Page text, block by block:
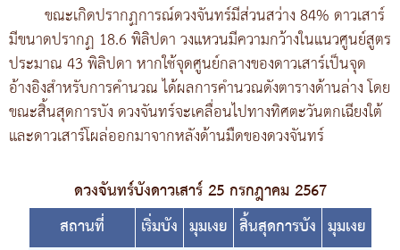
ขณะเกิดปรากฏการณ์ดวงจันทร์มีส่วนสว่าง 84% ดาวเสาร์
มีขนาดปรากฏ 18.6 พิลิปดา วงแหวนมีความกว้างในแนวศูนย์สูตร
ประมาณ 43 พิลิปดา หากใช้จุดศูนย์กลางของดาวเสาร์เป็นจุด
อ้างอิงสำหรับการคำนวณ ได้ผลการคำนวณดังตารางด้านล่าง โดย
ขณะสิ้นสุดการบัง ดวงจันทร์จะเคลื่อนไปทางทิศตะวันตกเฉียงใต้
และดาวเสาร์โผล่ออกมาจากหลังด้านมืดของดวงจันทร์
ดวงจันทร์บังดาวเสาร์ 25 กรกฎาคม 2567
สถานที่
เริ่มบัง มุมเงย สิ้นสุดการบัง มุมเงย